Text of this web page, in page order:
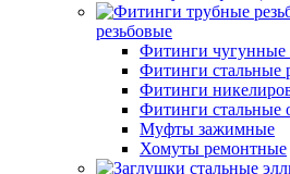
резьбовые
Фитинги чугунные
Фитинги стальные
Фитинги
Фитинги стальные
Муфты зажимные
Хомуты ремонтные